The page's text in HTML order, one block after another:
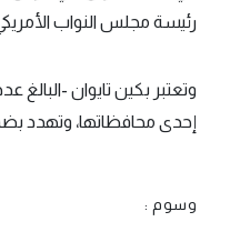
رئيسة مجلس النواب
إحدى محافظاتها، وتهدد
وسوم :